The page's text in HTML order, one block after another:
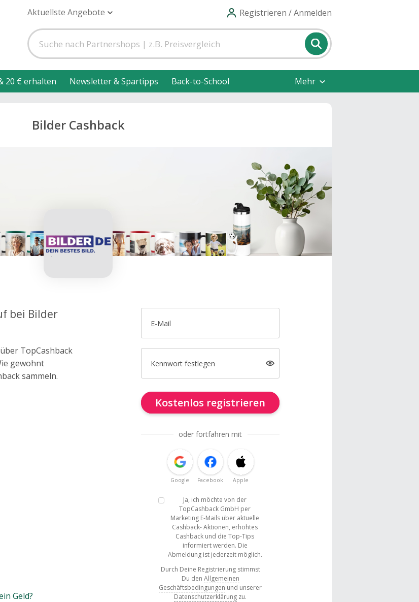
Aktuellste Angebote Registrieren / Anmelden
20 € erhalten Newsletter & Spartipps Back-to-School Mehr
Bilder Cashback
bei Bilder
TopCashback
gewohnt
sammeln.
E-Mail
Kennwort festlegen
Kostenlos registrieren
oder fortfahren mit
Google Facebook Apple
Ja, ich möchte von der
TopCashback GmbH per
Marketing E-Mails über aktuelle
Cashback- Aktionen, erhöhtes
Cashback und die Top-Tips
informiert werden. Die
Abmeldung ist jederzeit möglich.
Durch Deine Registrierung stimmst
Du den Allgemeinen
Geschäftsbedingungen und unserer
Datenschutzerklärung zu.
Geld?